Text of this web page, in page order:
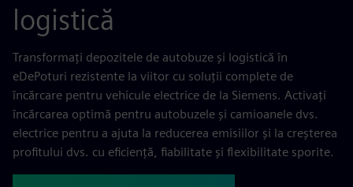
logistică
Transformați depozitele de autobuze și logistică în
eDePoturi rezistente la viitor cu soluții complete de
încărcare pentru vehicule electrice de la Siemens. Activați
încărcarea optimă pentru autobuzele și camioanele dvs.
electrice pentru a ajuta la reducerea emisiilor și la creșterea
profitului dvs. cu eficiență, fiabilitate și flexibilitate sporite.